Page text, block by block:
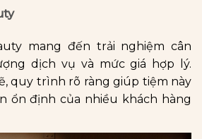
mang đến trải nghiệm cân
dịch vụ và mức giá hợp lý.
quy trình rõ ràng giúp tiệm này
ổn định của nhiều khách hàng